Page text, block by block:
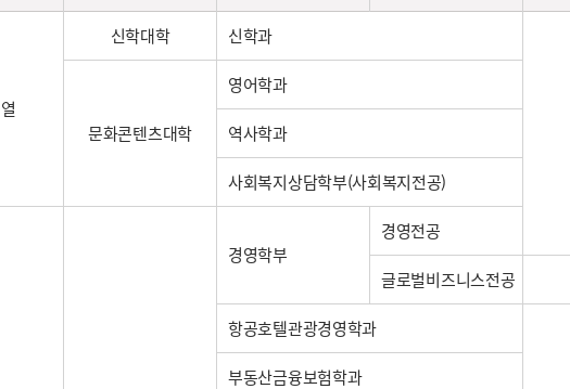
신학대학 신학과
문화콘텐츠대학
영어학과
역사학과
사회복지상담학부(사회복지전공)
경영학부
경영전공
글로벌비즈니스전공
항공호텔관광경영학과
부동산금융보험학과